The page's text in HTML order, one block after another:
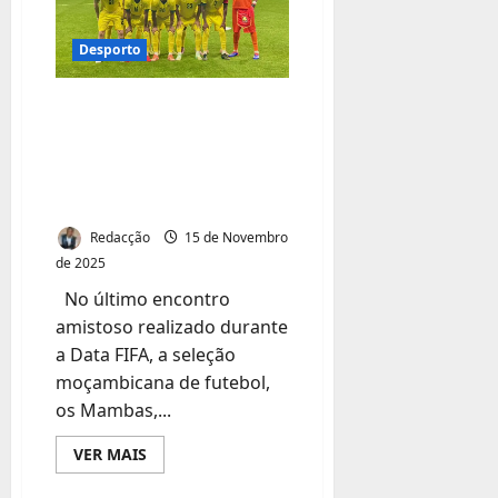
de
gergelim
Desporto
Redacção
15 de Novembro
de 2025
No último encontro
amistoso realizado durante
a Data FIFA, a seleção
moçambicana de futebol,
os Mambas,...
VER MAIS
mais